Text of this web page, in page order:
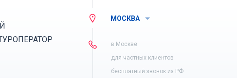
МОСКВА
в Москве
для частных клиентов
бесплатный звонок из РФ